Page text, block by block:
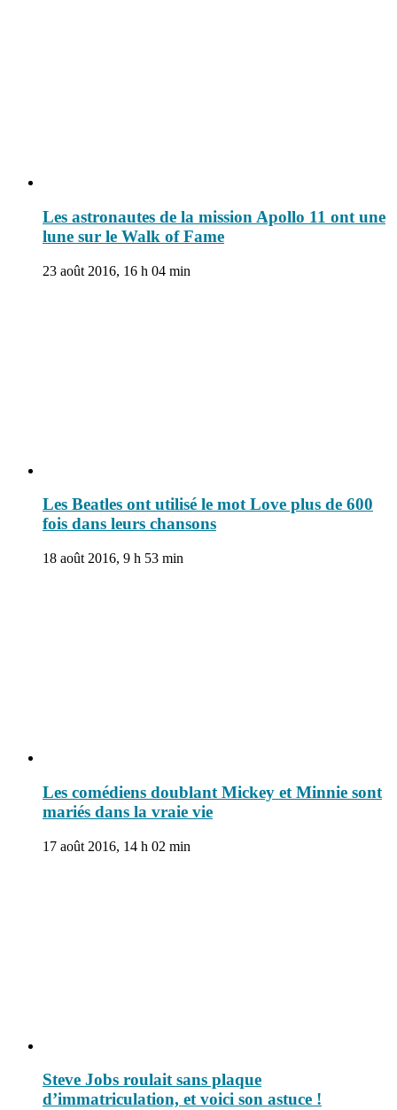
Les astronautes de la mission Apollo 11 ont une
lune sur le Walk of Fame
23 août 2016, 16 h 04 min
Les Beatles ont utilisé le mot Love plus de 600
fois dans leurs chansons
18 août 2016, 9 h 53 min
Les comédiens doublant Mickey et Minnie sont
mariés dans la vraie vie
17 août 2016, 14 h 02 min
Steve Jobs roulait sans plaque
d’immatriculation, et voici son astuce !